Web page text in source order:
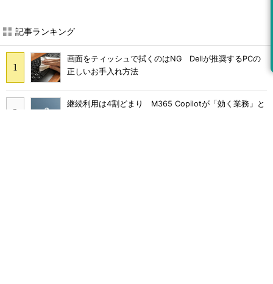
記事ランキング
画面をティッシュで拭くのはNG Dellが推奨するPCの
正しいお手入れ方法
継続利用は4割どまり M365 Copilotが「効く業務」と